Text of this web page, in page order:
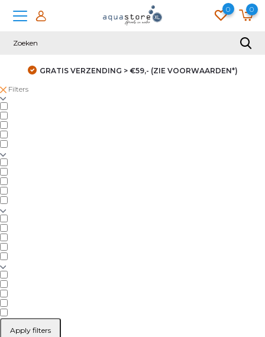
0 0
GRATIS VERZENDING > €59,- (ZIE VOORWAARDEN*)
Filters
Apply filters